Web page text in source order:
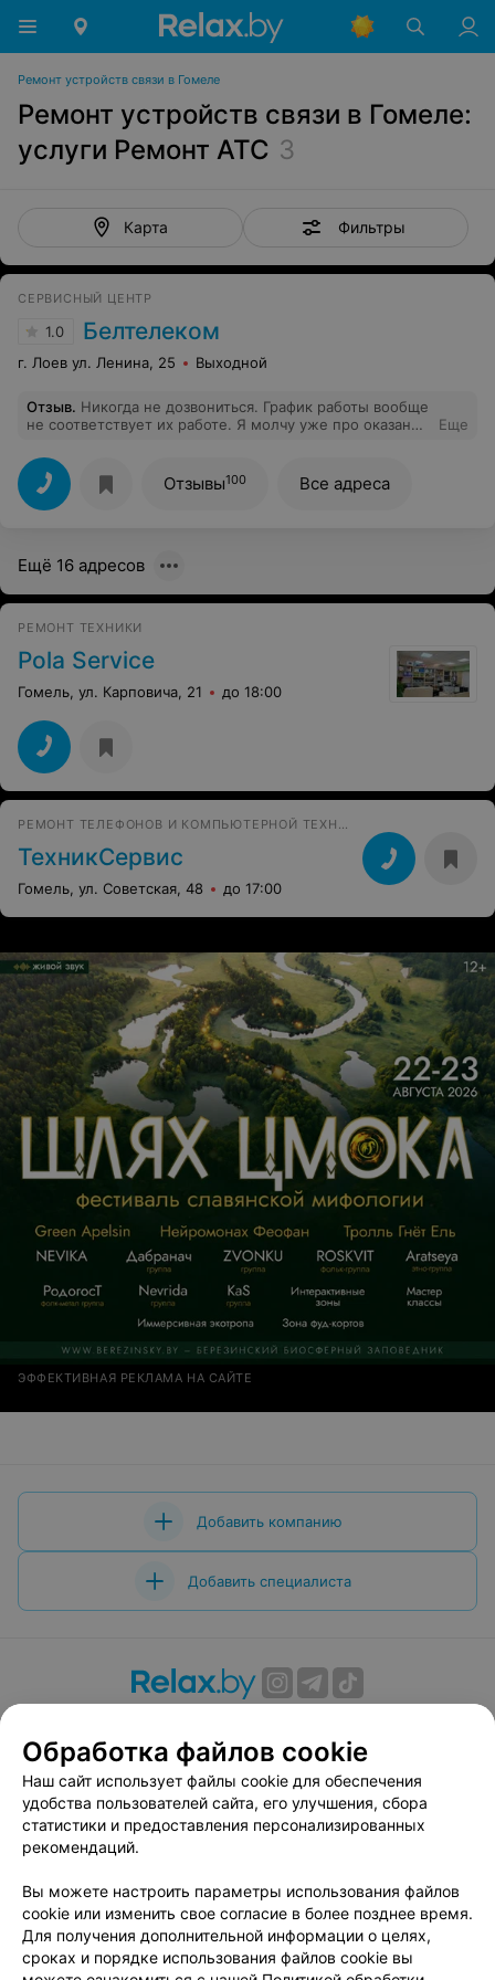
Ремонт устройств связи в Гомеле
Ремонт устройств связи в Гомеле:
услуги Ремонт АТС 3
Карта Фильтры
СЕРВИСНЫЙ ЦЕНТР
1.0 Белтелеком
г. Лоев ул. Ленина, 25 Выходной
Отзыв. Никогда не дозвониться. График работы вообще
не соответствует их работе. Я молчу уже про оказание
пришли и сделали услугу.
Еще
Отзывы100 Все адреса
Ещё 16 адресов
РЕМОНТ ТЕХНИКИ
Pola Service
Гомель, ул. Карповича, 21 до 18:00
РЕМОНТ ТЕЛЕФОНОВ И КОМПЬЮТЕРНОЙ ТЕХНИКИ
ТехникСервис
Гомель, ул. Советская, 48 до 17:00
ЭФФЕКТИВНАЯ РЕКЛАМА НА САЙТЕ
Добавить компанию
Добавить специалиста
Вакансии
Публичный договор
Способы оплаты
Публичный договор по использованию сервиса
«Афиша»
Пользовательское соглашение
Связаться по вопросам сотрудничества
Написать руководителю relax.by
Персональные настройки cookie
Обработка файлов cookie
Наш сайт использует файлы cookie для обеспечения
удобства пользователей сайта, его улучшения, сбора
статистики и предоставления персонализированных
рекомендаций.
Вы можете настроить параметры использования файлов
cookie или изменить свое согласие в более позднее время.
Для получения дополнительной информации о целях,
сроках и порядке использования файлов cookie вы